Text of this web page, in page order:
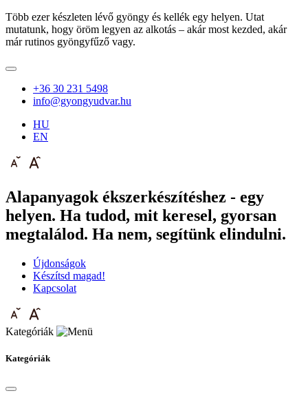
Több ezer készleten lévő gyöngy és kellék egy helyen. Utat
mutatunk, hogy öröm legyen az alkotás – akár most kezded, akár
már rutinos gyöngyfűző vagy.
+36 30 231 5498
info@gyongyudvar.hu
HU
EN
Alapanyagok ékszerkészítéshez - egy
helyen. Ha tudod, mit keresel, gyorsan
megtalálod. Ha nem, segítünk elindulni.
Újdonságok
Készítsd magad!
Kapcsolat
Kategóriák
Kategóriák